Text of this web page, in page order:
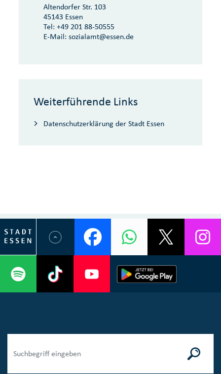
Altendorfer Str. 103
45143 Essen
Tel: +49 201 88-50555
E-Mail: sozialamt@essen.de
Weiterführende Links
Datenschutzerklärung der Stadt Essen